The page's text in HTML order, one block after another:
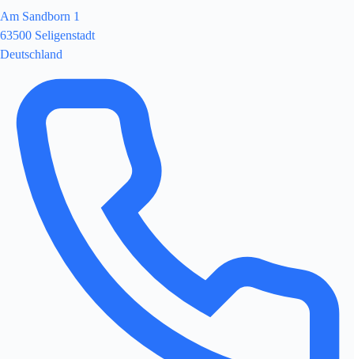
Am Sandborn 1
63500 Seligenstadt
Deutschland